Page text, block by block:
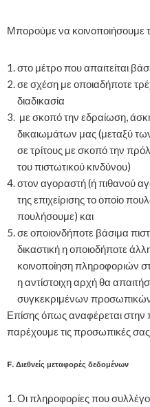
Μπορούμε να κοινοποιήσουμε
στο μέτρο που απαιτείται
σε σχέση με οποιαδήποτε
διαδικασία
με σκοπό την εδραίωση,
δικαιωμάτων μας (μεταξύ
σε τρίτους με σκοπό την
του πιστωτικού κινδύνου)
στον αγοραστή (ή πιθανού
της επιχείρισης το οποίο
πουλήσουμε) και
σε οποιονδήποτε βάσιμα
δικαστική η οποιοδήποτε
κοινοποίηση πληροφοριών
η αντίστοιχη αρχή θα
συγκεκριμένων
Επίσης όπως αναφέρεται στην
παρέχουμε τις προσωπικές
F. Διεθνείς μεταφορές δεδομένων
Οι πληροφορίες που